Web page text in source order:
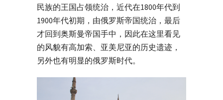
民族的王国占领统治，近代在1800年代到
1900年代初期，由俄罗斯帝国统治，最后
才回到奥斯曼帝国手中，因此在这里看见
的风貌有高加索、亚美尼亚的历史遗迹，
另外也有明显的俄罗斯时代。